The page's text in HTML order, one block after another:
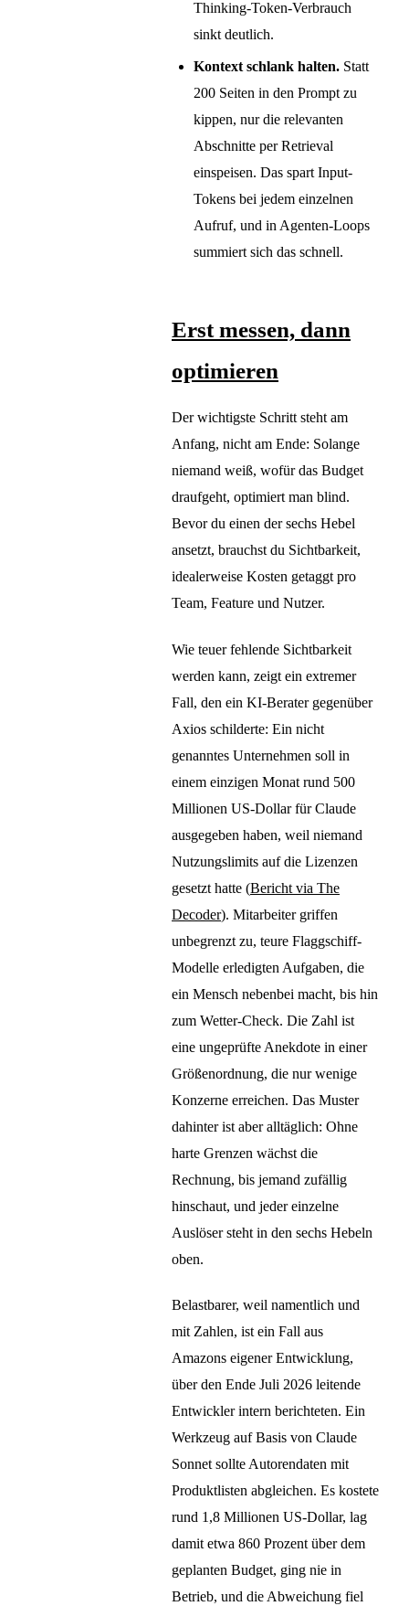
Thinking-Token-Verbrauch
sinkt deutlich.
Kontext schlank halten. Statt
200 Seiten in den Prompt zu
kippen, nur die relevanten
Abschnitte per Retrieval
einspeisen. Das spart Input-
Tokens bei jedem einzelnen
Aufruf, und in Agenten-Loops
summiert sich das schnell.
Erst messen, dann
optimieren
Der wichtigste Schritt steht am
Anfang, nicht am Ende: Solange
niemand weiß, wofür das Budget
draufgeht, optimiert man blind.
Bevor du einen der sechs Hebel
ansetzt, brauchst du Sichtbarkeit,
idealerweise Kosten getaggt pro
Team, Feature und Nutzer.
Wie teuer fehlende Sichtbarkeit
werden kann, zeigt ein extremer
Fall, den ein KI-Berater gegenüber
Axios schilderte: Ein nicht
genanntes Unternehmen soll in
einem einzigen Monat rund 500
Millionen US-Dollar für Claude
ausgegeben haben, weil niemand
Nutzungslimits auf die Lizenzen
gesetzt hatte (Bericht via The
Decoder). Mitarbeiter griffen
unbegrenzt zu, teure Flaggschiff-
Modelle erledigten Aufgaben, die
ein Mensch nebenbei macht, bis hin
zum Wetter-Check. Die Zahl ist
eine ungeprüfte Anekdote in einer
Größenordnung, die nur wenige
Konzerne erreichen. Das Muster
dahinter ist aber alltäglich: Ohne
harte Grenzen wächst die
Rechnung, bis jemand zufällig
hinschaut, und jeder einzelne
Auslöser steht in den sechs Hebeln
oben.
Belastbarer, weil namentlich und
mit Zahlen, ist ein Fall aus
Amazons eigener Entwicklung,
über den Ende Juli 2026 leitende
Entwickler intern berichteten. Ein
Werkzeug auf Basis von Claude
Sonnet sollte Autorendaten mit
Produktlisten abgleichen. Es kostete
rund 1,8 Millionen US-Dollar, lag
damit etwa 860 Prozent über dem
geplanten Budget, ging nie in
Betrieb, und die Abweichung fiel